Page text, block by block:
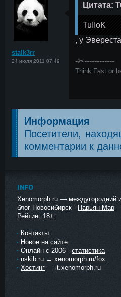
stalk3rr
24 июля 2011 07:49
Цитата:
TuIIoK
, у
-✂------------
Think Fast or
Информация
Посетители,
комментарии к
INFO
Xenomorph.ru — междугородний
блог Новосибирск - Нарьян-Мар
Рейтинг 18+
Контакты
Новое на сайте
Онлайн с 2006 - статистика
nskib.ru → xenomorph.ru/fox
Хостинг — it.xenomorph.ru